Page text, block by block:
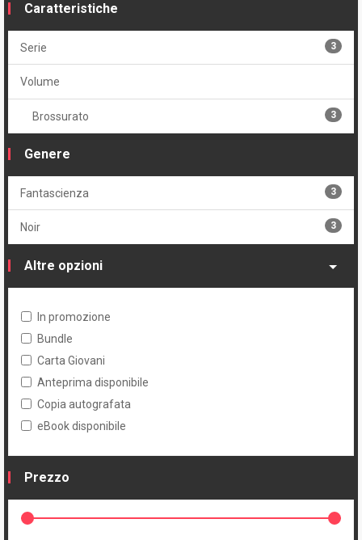
Caratteristiche
Serie 3
Volume
Brossurato 3
Genere
Fantascienza 3
Noir 3
Altre opzioni
In promozione
Bundle
Carta Giovani
Anteprima disponibile
Copia autografata
eBook disponibile
Prezzo